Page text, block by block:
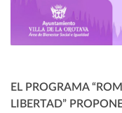
EL PROGRAMA
LIBERTAD”